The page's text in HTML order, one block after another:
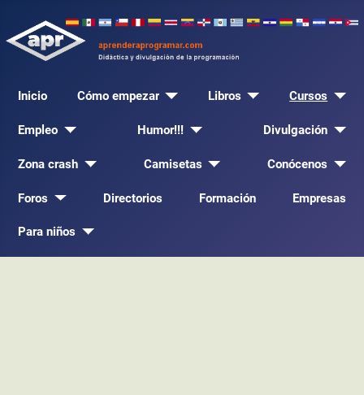
Inicio Cómo empezar Libros Cursos
Empleo Humor!!! Divulgación
Zona crash Camisetas Conócenos
Foros Directorios Formación Empresas
Para niños